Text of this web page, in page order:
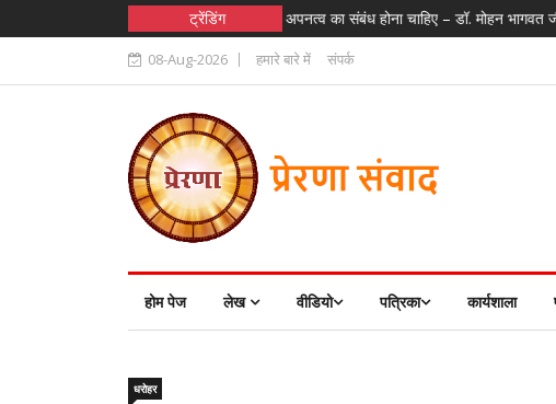
ट्रेंडिंग
सार्थक संवाद के लिए अपनत्व का संबंध होना चाहिए – डॉ. मोहन भागवत जी | किसी
08-Aug-2026 हमारे बारे में संपर्क
होम पेज लेख वीडियो पत्रिका कार्यशाला
धरोहर